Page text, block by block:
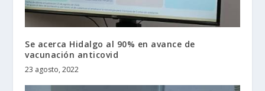
Se acerca Hidalgo al 90% en avance de
vacunación anticovid
23 agosto, 2022